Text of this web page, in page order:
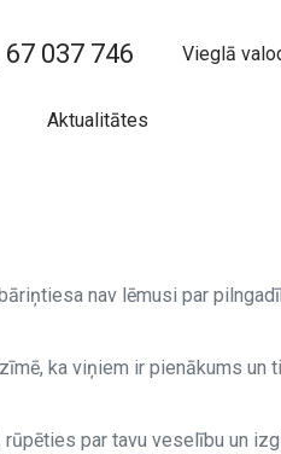
67 037 746 Vieglā
Aktualitātes
nav lēmusi par
ka viņiem ir pienākums un
par tavu veselību un